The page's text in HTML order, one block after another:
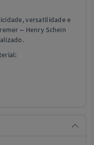
versatilidade e
– Henry Schein